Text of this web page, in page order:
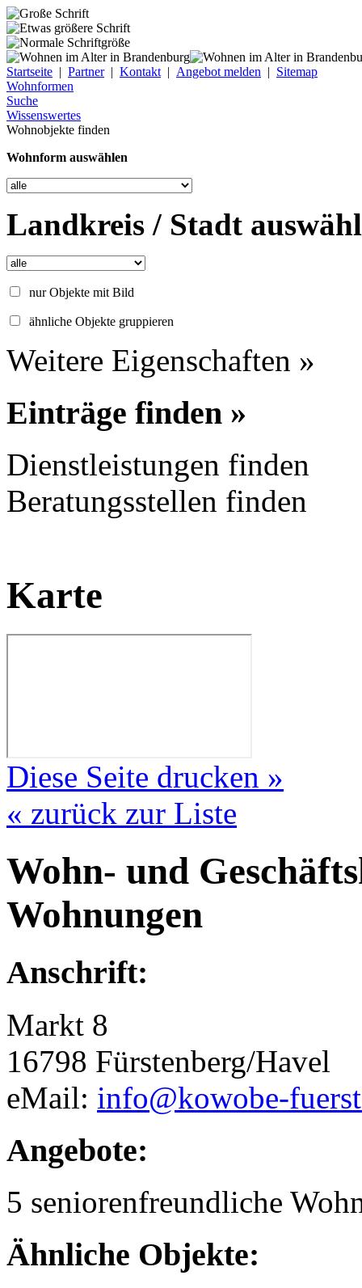
Startseite | Partner| Kontakt | Angebot melden | Sitemap
Wohnformen
Suche
Wissenswertes
Wohnobjekte finden
Wohnform auswählen
Landkreis / Stadt
nur Objekte mit Bild
ähnliche Objekte gruppieren
Weitere Eigenschaften »
Einträge finden »
Dienstleistungen finden
Beratungsstellen finden
Karte
Diese Seite drucken »
« zurück zur Liste
Wohn- und
Wohnungen
Anschrift:
Markt 8
16798 Fürstenberg/Havel
eMail: info@kowobe-
Angebote:
5 seniorenfreundliche
Ähnliche Objekte: